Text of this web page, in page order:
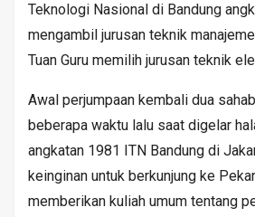
Teknologi Nasional di Bandung
mengambil jurusan teknik
Tuan Guru memilih jurusan teknik
Awal perjumpaan kembali dua
beberapa waktu lalu saat digelar
angkatan 1981 ITN Bandung di
keinginan untuk berkunjung ke
memberikan kuliah umum tentang